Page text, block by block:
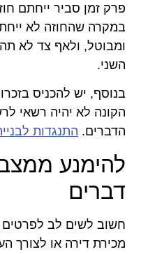
פרק זמן סביר ייחתם
במקרה שהחוזה לא
ומבוטל, ולאף צד לא
השני.
בנוסף, יש להכניס
הקונה לא יהיה רשאי
הדברים. התנגדות
להימנע ממצב
דברים
חשוב לשים לב לפרטים
מכירת דירה או לצורך